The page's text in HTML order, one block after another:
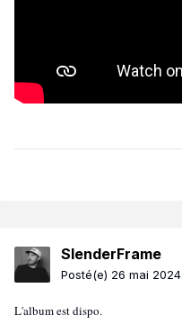
SlenderFrame
Posté(e) 26 mai 2024
L'album est dispo.